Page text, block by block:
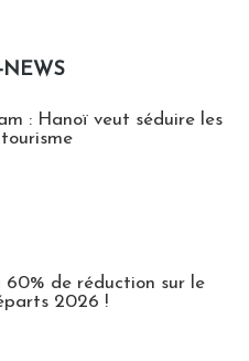
NEWS
: Hanoï veut séduire les
60% de réduction sur le
2026 !